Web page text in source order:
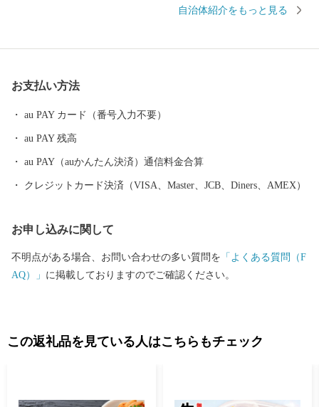
などには毎年全国各地から多くの方がバードウォッチングに訪れ
返還要求運動原点の地」として、これまで長きに渡り北方四島の
早期返還を願い、市民一丸となって世論の先頭に立ち、運動を展
ない課題が非常に山積しています。 すこしづつまちの活性化を目
指し歩みを進めてまいりますので、今後の根室市にご注目くださ
自治体紹介をもっと見る
お支払い方法
au PAY カード（番号入力不要）
au PAY 残高
au PAY（auかんたん決済）通信料金合算
クレジットカード決済（VISA、Master、JCB、Diners、AMEX）
お申し込みに関して
不明点がある場合、お問い合わせの多い質問を 「よくある質問（F
AQ）」 に掲載しておりますのでご確認ください。
この返礼品を見ている人はこちらもチェック